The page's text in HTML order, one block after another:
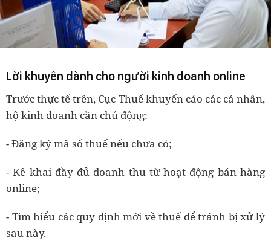
Lời khuyên dành cho người kinh doanh online
Trước thực tế trên, Cục Thuế khuyến cáo các cá nhân,
hộ kinh doanh cần chủ động:
- Đăng ký mã số thuế nếu chưa có;
- Kê khai đầy đủ doanh thu từ hoạt động bán hàng
online;
- Tìm hiểu các quy định mới về thuế để tránh bị xử lý
sau này.